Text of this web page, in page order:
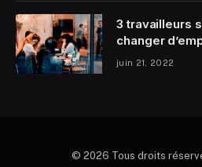
3 travailleurs
changer
juin 21, 2022
© 2026 Tous droits